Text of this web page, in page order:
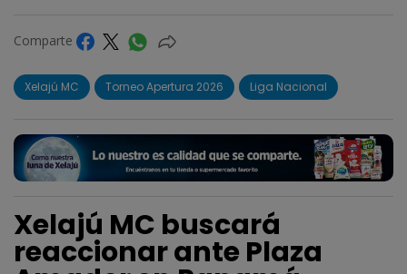
Comparte
Xelajú MC Torneo Apertura 2026 Liga Nacional
Xelajú MC buscará
reaccionar ante Plaza